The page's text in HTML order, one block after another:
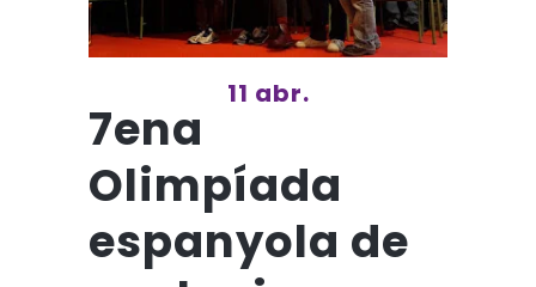
11 abr.
7ena
Olimpíada
espanyola de